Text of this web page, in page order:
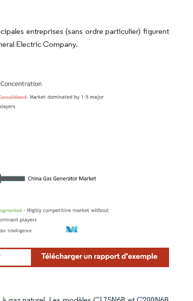
entreprises (sans ordre particulier) figurent
Electric Company.
La réutilisation nécessite une attribution sous CC BY 4.0.